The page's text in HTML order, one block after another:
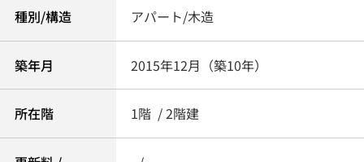
種別/構造 アパート/木造
築年月 2015年12月（築10年）
所在階 1階 / 2階建